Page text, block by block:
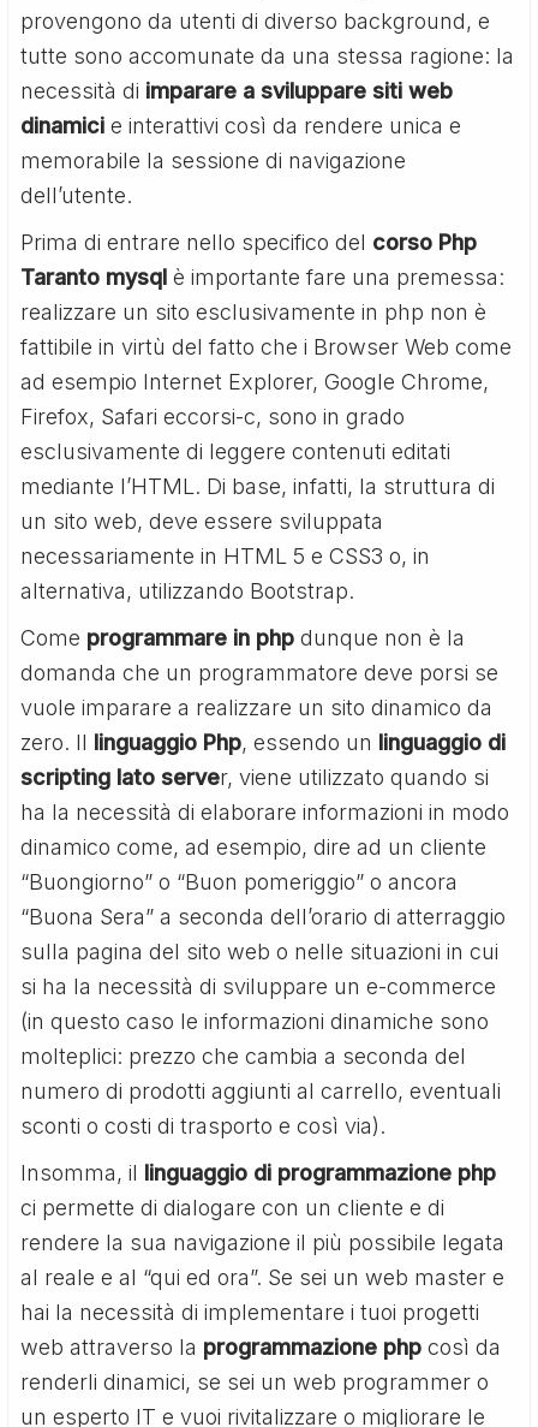
provengono da utenti di diverso background, e
tutte sono accomunate da una stessa ragione: la
necessità di imparare a sviluppare siti web
dinamici e interattivi così da rendere unica e
memorabile la sessione di navigazione
dell’utente.
Prima di entrare nello specifico del corso Php
Taranto mysql è importante fare una premessa:
realizzare un sito esclusivamente in php non è
fattibile in virtù del fatto che i Browser Web come
ad esempio Internet Explorer, Google Chrome,
Firefox, Safari eccorsi-c, sono in grado
esclusivamente di leggere contenuti editati
mediante l’HTML. Di base, infatti, la struttura di
un sito web, deve essere sviluppata
necessariamente in HTML 5 e CSS3 o, in
alternativa, utilizzando Bootstrap.
Come programmare in php dunque non è la
domanda che un programmatore deve porsi se
vuole imparare a realizzare un sito dinamico da
zero. Il linguaggio Php, essendo un linguaggio di
scripting lato server, viene utilizzato quando si
ha la necessità di elaborare informazioni in modo
dinamico come, ad esempio, dire ad un cliente
“Buongiorno” o “Buon pomeriggio” o ancora
“Buona Sera” a seconda dell’orario di atterraggio
sulla pagina del sito web o nelle situazioni in cui
si ha la necessità di sviluppare un e-commerce
(in questo caso le informazioni dinamiche sono
molteplici: prezzo che cambia a seconda del
numero di prodotti aggiunti al carrello, eventuali
sconti o costi di trasporto e così via).
Insomma, il linguaggio di programmazione php
ci permette di dialogare con un cliente e di
rendere la sua navigazione il più possibile legata
al reale e al “qui ed ora”. Se sei un web master e
hai la necessità di implementare i tuoi progetti
web attraverso la programmazione php così da
renderli dinamici, se sei un web programmer o
un esperto IT e vuoi rivitalizzare o migliorare le